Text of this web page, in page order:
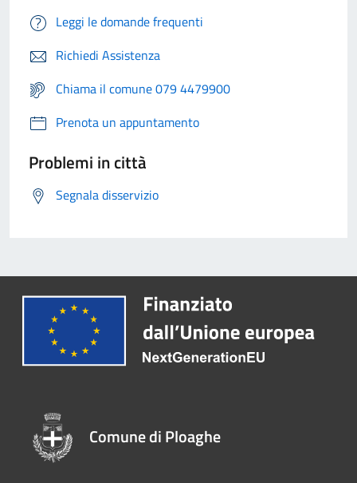
Leggi le domande frequenti
Richiedi Assistenza
Chiama il comune 079 4479900
Prenota un appuntamento
Problemi in città
Segnala disservizio
Comune di Ploaghe